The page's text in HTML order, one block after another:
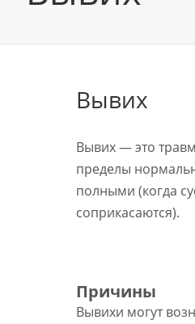
Вывих
Вывих — это
пределы
полными (когда
соприкасаются).
Причины
Вывихи могут